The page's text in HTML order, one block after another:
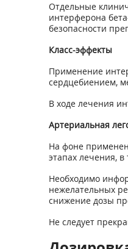
Отдельные
интерферона
безопасности
Класс-эффекты
Применение
сердцебиением,
В ходе лечения
Артериальная
На фоне
этапах лечения,
Необходимо
нежелательных
снижение дозы
Не следует